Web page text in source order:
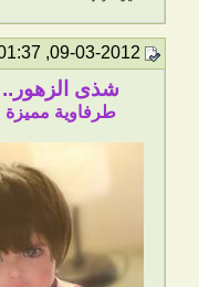
شذى الزهور..
طرفاوية مميزة